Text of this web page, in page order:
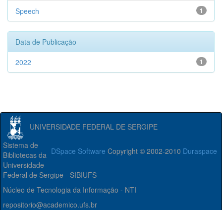
1
Speech
Data de Publicação
1
2022
UNIVERSIDADE FEDERAL DE SERGIPE
DSpace Software Copyright © 2002-2010 Duraspace
Sistema de
Bibliotecas da
Universidade
Federal de Sergipe - SIBIUFS
Núcleo de Tecnologia da Informação - NTI
repositorio@academico.ufs.br